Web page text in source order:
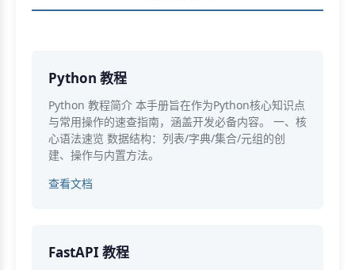
Python 教程
Python 教程简介 本手册旨在作为Python核心知识点
与常用操作的速查指南，涵盖开发必备内容。 一、核
心语法速览 数据结构：列表/字典/集合/元组的创
建、操作与内置方法。
查看文档
FastAPI 教程